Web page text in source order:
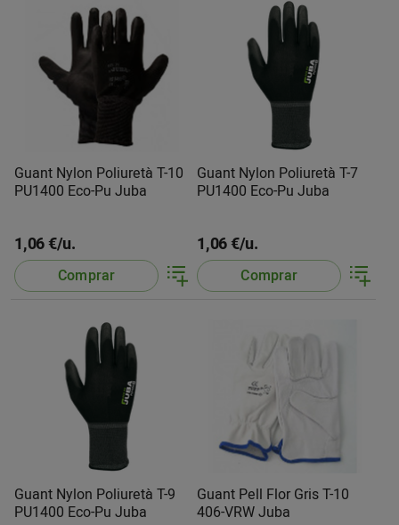
Guant Nylon Poliuretà T-10
PU1400 Eco-Pu Juba
1,06 €/u.
Comprar
Guant Nylon Poliuretà T-7
PU1400 Eco-Pu Juba
1,06 €/u.
Comprar
Guant Nylon Poliuretà T-9
PU1400 Eco-Pu Juba
Guant Pell Flor Gris T-10
406-VRW Juba